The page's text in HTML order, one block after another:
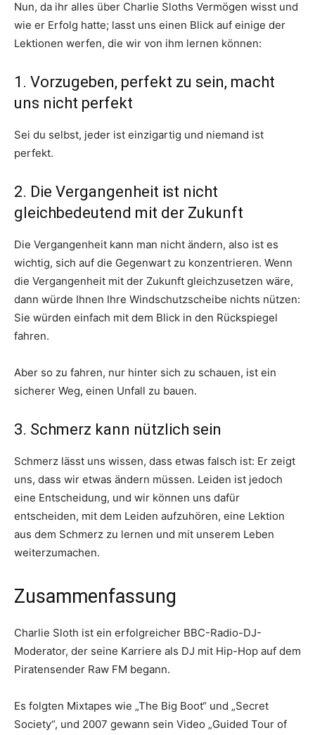
Nun, da ihr alles über Charlie Sloths Vermögen wisst und
wie er Erfolg hatte; lasst uns einen Blick auf einige der
Lektionen werfen, die wir von ihm lernen können:
1. Vorzugeben, perfekt zu sein, macht
uns nicht perfekt
Sei du selbst, jeder ist einzigartig und niemand ist
perfekt.
2. Die Vergangenheit ist nicht
gleichbedeutend mit der Zukunft
Die Vergangenheit kann man nicht ändern, also ist es
wichtig, sich auf die Gegenwart zu konzentrieren. Wenn
die Vergangenheit mit der Zukunft gleichzusetzen wäre,
dann würde Ihnen Ihre Windschutzscheibe nichts nützen:
Sie würden einfach mit dem Blick in den Rückspiegel
fahren.
Aber so zu fahren, nur hinter sich zu schauen, ist ein
sicherer Weg, einen Unfall zu bauen.
3. Schmerz kann nützlich sein
Schmerz lässt uns wissen, dass etwas falsch ist: Er zeigt
uns, dass wir etwas ändern müssen. Leiden ist jedoch
eine Entscheidung, und wir können uns dafür
entscheiden, mit dem Leiden aufzuhören, eine Lektion
aus dem Schmerz zu lernen und mit unserem Leben
weiterzumachen.
Zusammenfassung
Charlie Sloth ist ein erfolgreicher BBC-Radio-DJ-
Moderator, der seine Karriere als DJ mit Hip-Hop auf dem
Piratensender Raw FM begann.
Es folgten Mixtapes wie „The Big Boot“ und „Secret
Society“, und 2007 gewann sein Video „Guided Tour of